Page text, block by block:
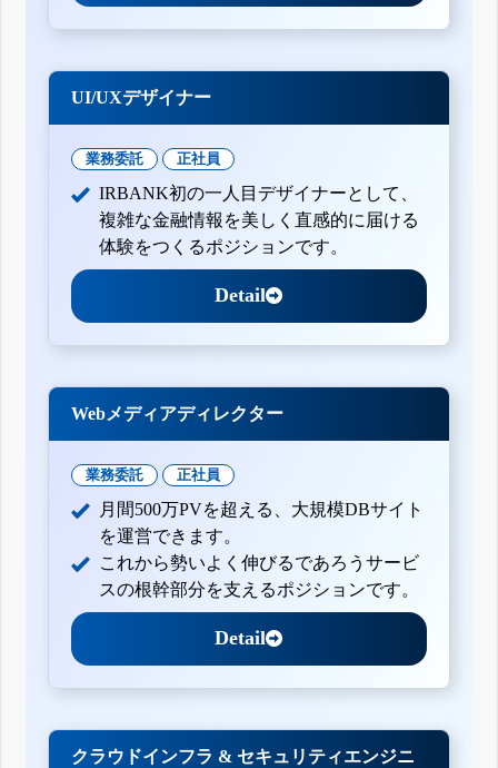
UI/UXデザイナー
業務委託 正社員
IRBANK初の一人目デザイナーとして、
複雑な金融情報を美しく直感的に届ける
体験をつくるポジションです。
Detail
Webメディアディレクター
業務委託 正社員
月間500万PVを超える、大規模DBサイト
を運営できます。
これから勢いよく伸びるであろうサービ
スの根幹部分を支えるポジションです。
Detail
クラウドインフラ & セキュリティエンジニ